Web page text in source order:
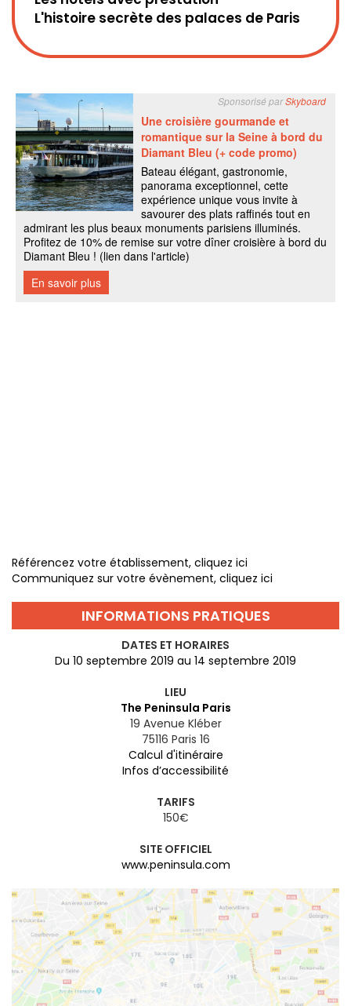
L'histoire secrète des palaces de Paris
Référencez votre établissement, cliquez ici
Communiquez sur votre évènement, cliquez ici
INFORMATIONS PRATIQUES
DATES ET HORAIRES
Du 10 septembre 2019 au 14 septembre 2019
LIEU
The Peninsula Paris
19 Avenue Kléber
75116 Paris 16
Calcul d'itinéraire
Infos d’accessibilité
TARIFS
150€
SITE OFFICIEL
www.peninsula.com